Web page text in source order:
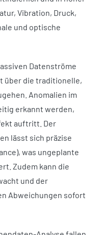
Vibration, Druck,
und optische
Datenströme
über die traditionelle,
Anomalien im
erkannt werden,
auftritt. Der
lässt sich präzise
was ungeplante
Zudem kann die
und der
Abweichungen sofort